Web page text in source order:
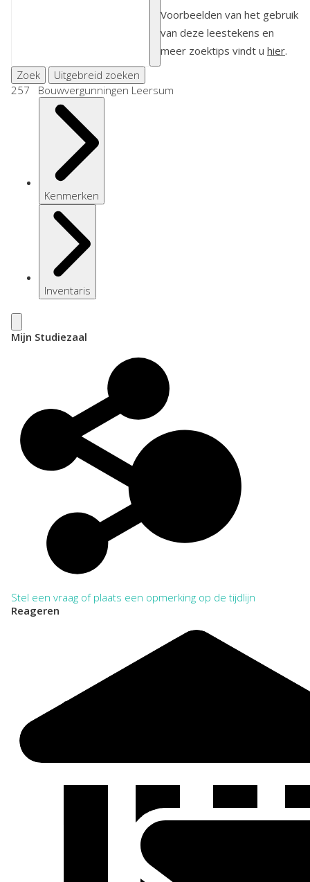
Voorbeelden van het gebruik
van deze leestekens en
meer zoektips vindt u hier.
Zoek
Uitgebreid zoeken
257 Bouwvergunningen Leersum
Kenmerken
Inventaris
Mijn Studiezaal
Stel een vraag of plaats een opmerking op de tijdlijn
Reageren